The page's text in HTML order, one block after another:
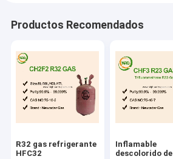
Productos Recomendados
R32 gas refrigerante
HFC32
Inflamable
descolorido de